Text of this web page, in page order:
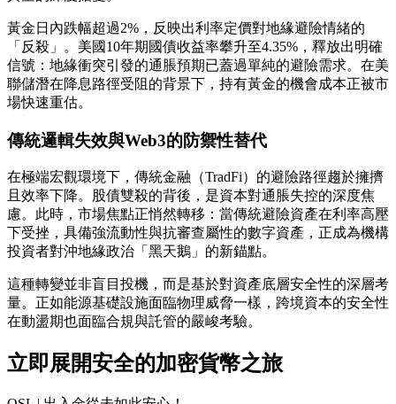
黃金日內跌幅超過2%，反映出利率定價對地緣避險情緒的
「反殺」。美國10年期國債收益率攀升至4.35%，釋放出明確
信號：地緣衝突引發的通脹預期已蓋過單純的避險需求。在美
聯儲潛在降息路徑受阻的背景下，持有黃金的機會成本正被市
場快速重估。
傳統邏輯失效與Web3的防禦性替代
在極端宏觀環境下，傳統金融（TradFi）的避險路徑趨於擁擠
且效率下降。股債雙殺的背後，是資本對通脹失控的深度焦
慮。此時，市場焦點正悄然轉移：當傳統避險資產在利率高壓
下受挫，具備強流動性與抗審查屬性的數字資產，正成為機構
投資者對沖地緣政治「黑天鵝」的新錨點。
這種轉變並非盲目投機，而是基於對資產底層安全性的深層考
量。正如能源基礎設施面臨物理威脅一樣，跨境資本的安全性
在動盪期也面臨合規與託管的嚴峻考驗。
立即展開安全的加密貨幣之旅